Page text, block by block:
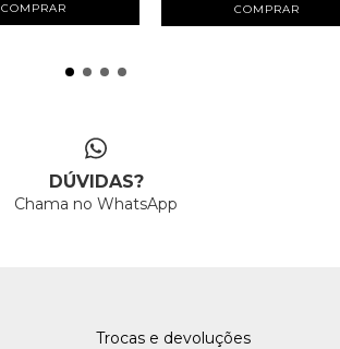
COMPRAR COMPRAR
DÚVIDAS?
Chama no WhatsApp
Trocas e devoluções